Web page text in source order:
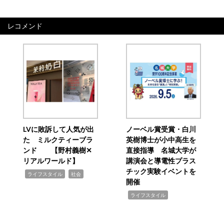
レコメンド
LVに敗訴して人気が出
た ミルクティーブラ
ンド 【野村義樹✕
リアルワールド】
ライフスタイル 社会
ノーベル賞受賞・白川
英樹博士が小中高生を
直接指導 名城大学が
講演会と導電性プラス
チック実験イベントを
開催
ライフスタイル